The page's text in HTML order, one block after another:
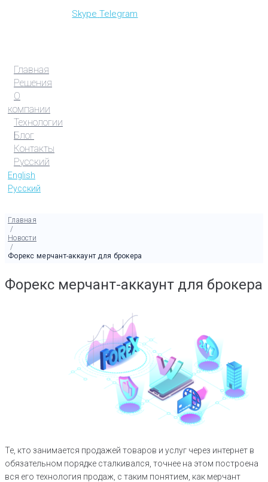
Skype Telegram
Главная
Решения
О
компании
Технологии
Блог
Контакты
Русский
English
Русский
Главная
/
Новости
/
Форекс мерчант-аккаунт для брокера
Форекс мерчант-аккаунт для брокера
Те, кто занимается продажей товаров и услуг через интернет в
обязательном порядке сталкивался, точнее на этом построена
вся его технология продаж, с таким понятием, как мерчант